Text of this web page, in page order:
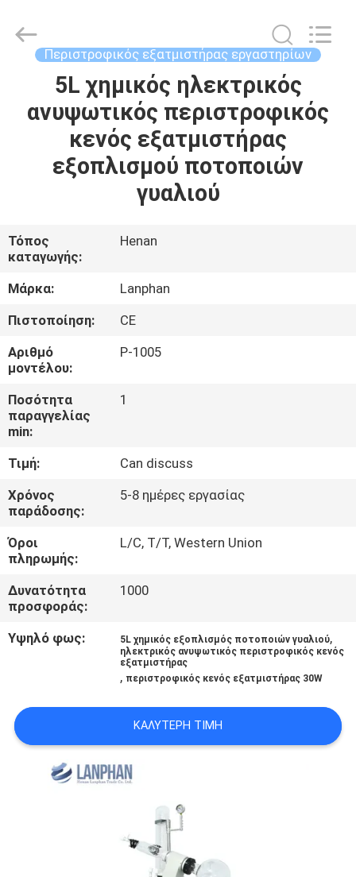
ΠΡΟΪΌΝΤΑ
ΒΊΝΤΕΟ
ΠΕΡΊΠΟΥ
ΕΜΕΊΣ
ΓΎΡΟΣ
ΕΡΓΟΣΤΑΣΊΩΝ
ΠΟΙΟΤΙΚΌΣ
ΈΛΕΓΧΟΣ
ΜΑΣ
ΕΛΆΤΕ
ΣΕ
ΕΠΑΦΉ
ΖΗΤΉΣΤΕ
ΑΠΌΣΠΑΣΜΑ
SITEMAP
ΠΟΛΙΤΙΚΉ
Industry
Co.,Ltd.
Περιστροφικός εξατμιστήρας εργαστηρίων
5L χημικός ηλεκτρικός
ανυψωτικός περιστροφικός
κενός εξατμιστήρας
εξοπλισμού ποτοποιών
γυαλιού
Τόπος
καταγωγής:
Henan
Μάρκα:
Lanphan
Πιστοποίηση:
CE
Αριθμό
μοντέλου:
Ρ-1005
Ποσότητα
παραγγελίας
min:
1
Τιμή:
Can discuss
Χρόνος
παράδοσης:
5-8 ημέρες εργασίας
Όροι
πληρωμής:
L/C, T/T, Western Union
Δυνατότητα
προσφοράς:
1000
Υψηλό φως: 5L χημικός εξοπλισμός ποτοποιών γυαλιού,
ηλεκτρικός ανυψωτικός περιστροφικός κενός
εξατμιστήρας
, περιστροφικός κενός εξατμιστήρας 30W
ΚΑΛΎΤΕΡΗ ΤΙΜΉ